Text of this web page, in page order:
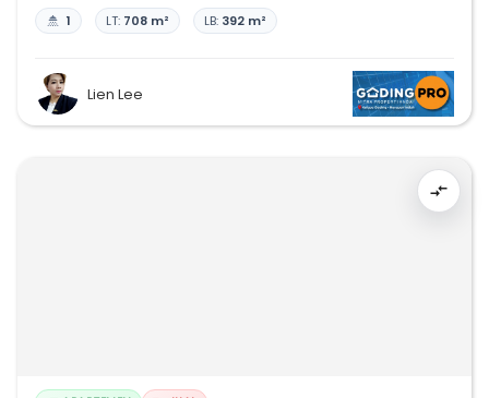
1 LT: 708 m² LB: 392 m²
Lien Lee